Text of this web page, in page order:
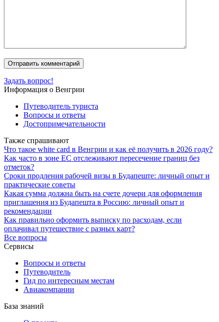
Задать вопрос!
Информация о Венгрии
Путеводитель туриста
Вопросы и ответы
Достопримечательности
Также спрашивают
Что такое white card в Венгрии и как её получить в 2026 году?
Как часто в зоне ЕС отслеживают пересечение границ без
отметок?
Сроки продления рабочей визы в Будапеште: личный опыт и
практические советы
Какая сумма должна быть на счете дочери для оформления
приглашения из Будапешта в Россию: личный опыт и
рекомендации
Как правильно оформить выписку по расходам, если
оплачивал путешествие с разных карт?
Все вопросы
Сервисы
Вопросы и ответы
Путеводитель
Гид по интересным местам
Авиакомпании
База знаний